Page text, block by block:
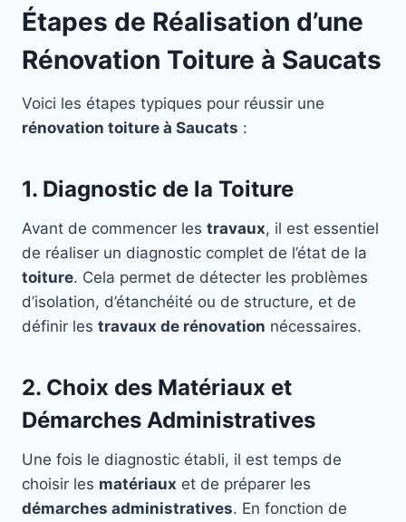
Étapes de Réalisation d’une
Rénovation Toiture à Saucats
Voici les étapes typiques pour réussir une
rénovation toiture à Saucats :
1. Diagnostic de la Toiture
Avant de commencer les travaux, il est essentiel
de réaliser un diagnostic complet de l’état de la
toiture. Cela permet de détecter les problèmes
d’isolation, d’étanchéité ou de structure, et de
définir les travaux de rénovation nécessaires.
2. Choix des Matériaux et
Démarches Administratives
Une fois le diagnostic établi, il est temps de
choisir les matériaux et de préparer les
démarches administratives. En fonction de